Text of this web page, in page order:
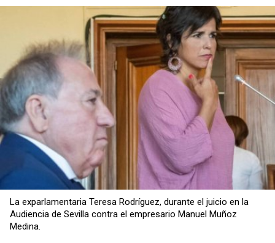
La exparlamentaria Teresa Rodríguez, durante el juicio en la
Audiencia de Sevilla contra el empresario Manuel Muñoz
Medina.